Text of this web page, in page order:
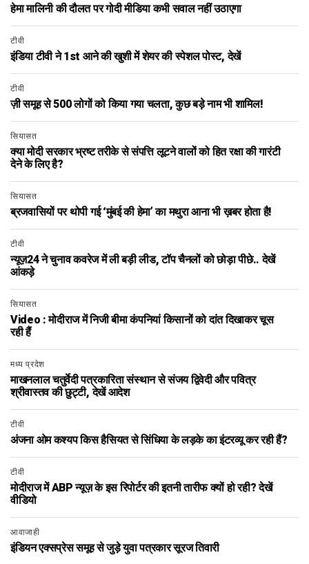
हेमा मालिनी की दौलत पर गोदी मीडिया कभी सवाल नहीं उठाएगा
टीवी
इंडिया टीवी ने 1st आने की खुशी में शेयर की स्पेशल पोस्ट, देखें
टीवी
ज़ी समूह से 500 लोगों को किया गया चलता, कुछ बड़े नाम भी शामिल!
सियासत
क्या मोदी सरकार भ्रष्ट तरीके से संपत्ति लूटने वालों को हित रक्षा की गारंटी
देने के लिए है?
सियासत
ब्रजवासियों पर थोपी गई ‘मुंबई की हेमा’ का मथुरा आना भी ख़बर होता है!
टीवी
न्यूज़24 ने चुनाव कवरेज में ली बड़ी लीड, टॉप चैनलों को छोड़ा पीछे.. देखें
आंकड़े
सियासत
Video : मोदीराज में निजी बीमा कंपनियां किसानों को दांत दिखाकर चूस
रही हैं
मध्य प्रदेश
माखनलाल चतुर्वेदी पत्रकारिता संस्थान से संजय द्विवेदी और पवित्र
श्रीवास्तव की छुट्टी, देखें आदेश
टीवी
अंजना ओम कश्यप किस हैसियत से सिंधिया के लड़के का इंटरव्यू कर रही हैं?
टीवी
मोदीराज में ABP न्यूज़ के इस रिपोर्टर की इतनी तारीफ क्यों हो रही? देखें
वीडियो
आवाजाही
इंडियन एक्सप्रेस समूह से जुड़े युवा पत्रकार सूरज तिवारी